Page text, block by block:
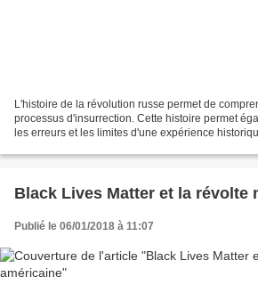
L'histoire de la révolution russe permet de
processus d'insurrection. Cette histoire permet
les erreurs et les limites d'une expérience
Black Lives Matter et la révolte
Publié le 06/01/2018 à 11:07